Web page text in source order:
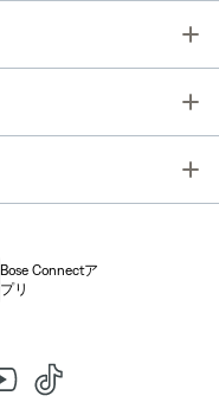
Bose Connectア
プリ